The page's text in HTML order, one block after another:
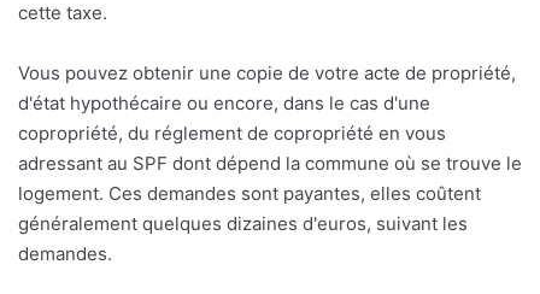
cette taxe.
Vous pouvez obtenir une copie de votre acte de propriété,
d'état hypothécaire ou encore, dans le cas d'une
copropriété, du réglement de copropriété en vous
adressant au SPF dont dépend la commune où se trouve le
logement. Ces demandes sont payantes, elles coûtent
généralement quelques dizaines d'euros, suivant les
demandes.